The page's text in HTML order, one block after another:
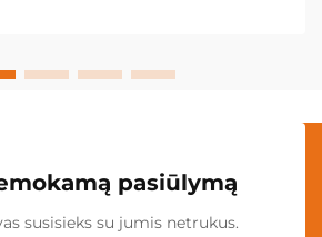
pasiūlymą
susisieks su jumis netrukus.